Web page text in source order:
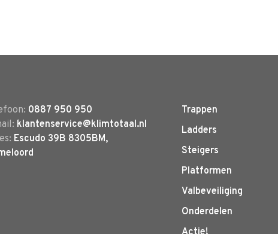
0887 950 950
klantenservice@klimtotaal.nl
Escudo 39B 8305BM,
Trappen
Ladders
Steigers
Platformen
Valbeveiliging
Onderdelen